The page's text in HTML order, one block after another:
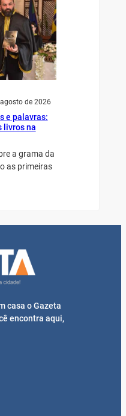
de 2026
e palavras:
livros na
a grama da
as primeiras
casa o Gazeta
encontra aqui,